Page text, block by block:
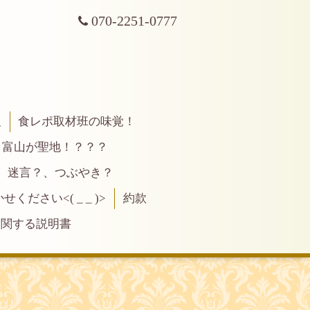
070-2251-0777
食レポ取材班の味覚！
富山が聖地！？？？
迷言？、つぶやき？
ください<( _ _ )>
約款
する説明書